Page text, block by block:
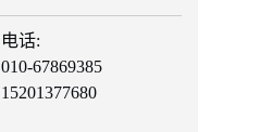
电话:
010-67869385
15201377680